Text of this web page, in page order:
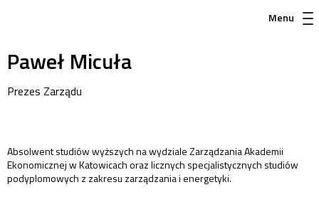
Menu
Paweł Micuła
Prezes Zarządu
Absolwent studiów wyższych na wydziale Zarządzania Akademii
Ekonomicznej w Katowicach oraz licznych specjalistycznych studiów
podyplomowych z zakresu zarządzania i energetyki.